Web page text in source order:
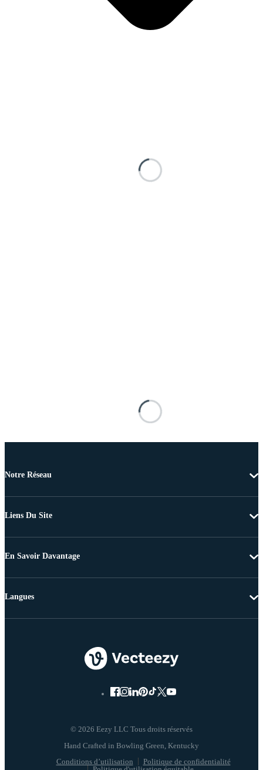
Notre Réseau
Liens Du Site
En Savoir Davantage
© 2026 Eezy LLC Tous droits réservés
Conditions d’utilisation
Politique de confidentialité
Langues